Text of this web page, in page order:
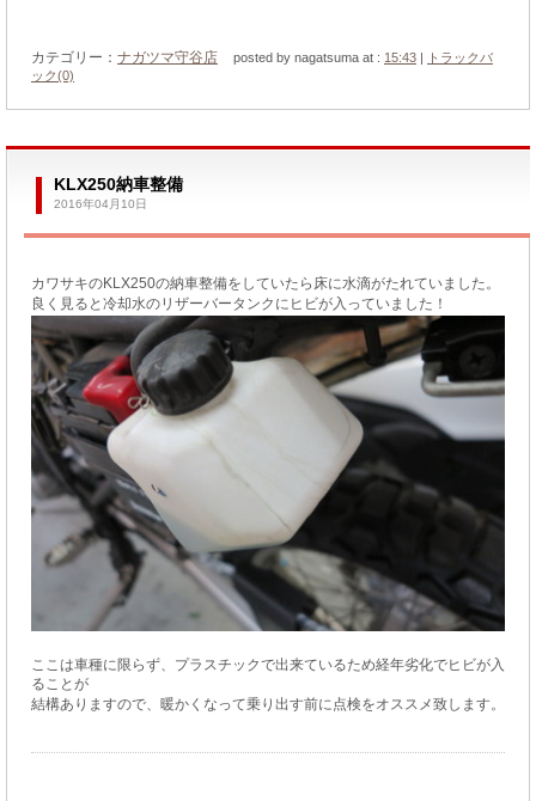
カテゴリー： ナガツマ守谷店 posted by nagatsuma at : 15:43
トラックバ
ック(0)
KLX250納車整備
2016年04月10日
カワサキのKLX250の納車整備をしていたら床に水滴がたれていました。
良く見ると冷却水のリザーバータンクにヒビが入っていました！
ここは車種に限らず、プラスチックで出来ているため経年劣化でヒビが入
ることが
結構ありますので、暖かくなって乗り出す前に点検をオススメ致します。